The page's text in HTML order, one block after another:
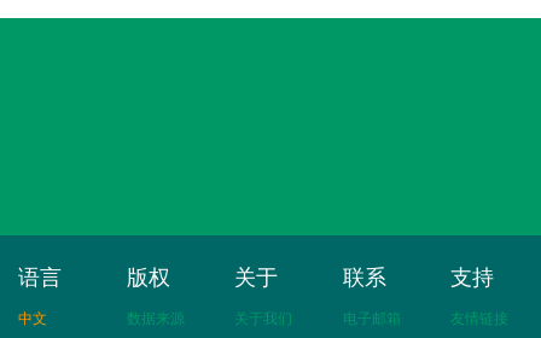
语言
中文
版权
数据来源
关于
关于我们
联系
电子邮箱
支持
友情链接